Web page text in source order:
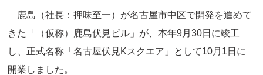
鹿島（社長：押味至一）が名古屋市中区で開発を進めて
きた「（仮称）鹿島伏見ビル」が、本年9月30日に竣工
し、正式名称「名古屋伏見Kスクエア」として10月1日に
開業しました。